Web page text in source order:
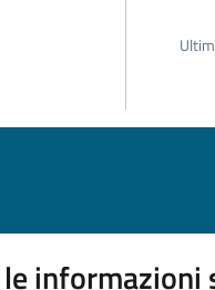
informazioni